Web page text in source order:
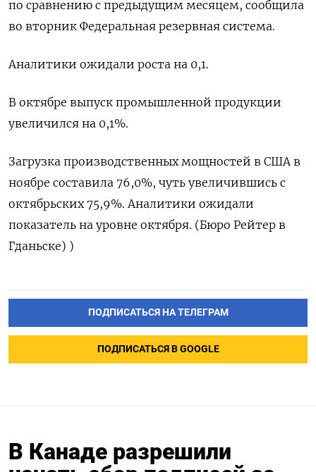
по ⁠сравнению с предыдущим месяцем, ⁠сообщила
во вторник ‌Федеральная резервная система.
Аналитики ‍ожидали роста ‌на 0,​1.
В октябре выпуск промышленной продукции
⁠увеличился на ‍0,1%.
Загрузка ‌производственных мощностей в США в
ноябре составила 76,0%, чуть увеличившись с
‍октябрьских ‍75,9%. Аналитики ‍ожидали
показатель на уровне октября. (⁠Бюро Рейтер в
Гданьске) )
ПОДПИСАТЬСЯ НА ТЕЛЕГРАМ
ПОДПИСАТЬСЯ В GOOGLE
В Канаде разрешили